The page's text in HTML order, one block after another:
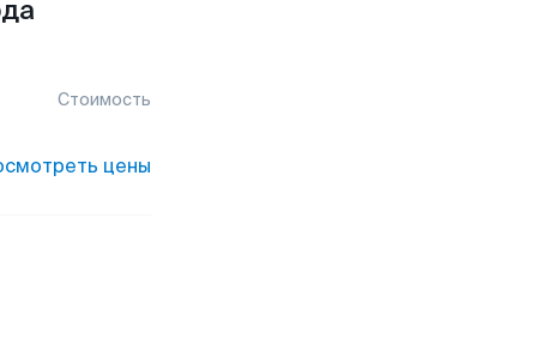
Стоимость
цены